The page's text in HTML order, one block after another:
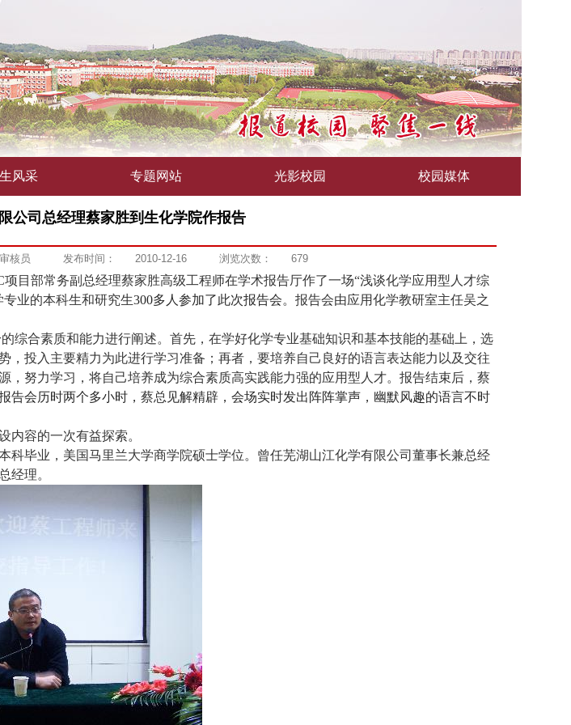
风采 专题网站 光影校园 校园媒体
公司总经理蔡家胜到生化学院作报告
核员 发布时间： 2010-12-16 浏览次数： 679
项目部常务副总经理蔡家胜高级工程师在学术报告厅作了一场“浅谈化学应用型人才综
业的本科生和研究生300多人参加了此次报告会。报告会由应用化学教研室主任吴之
综合素质和能力进行阐述。首先，在学好化学专业基础知识和基本技能的基础上，选
投入主要精力为此进行学习准备；再者，要培养自己良好的语言表达能力以及交往
努力学习，将自己培养成为综合素质高实践能力强的应用型人才。报告结束后，蔡
告会历时两个多小时， 蔡总 见解精辟 ，会场实时发出阵阵掌声 ， 幽默风趣的语言不时
内容的一次有益探索。
毕业，美国马里兰大学商学院硕士学位。曾任芜湖山江化学有限公司董事长兼总经
经理。